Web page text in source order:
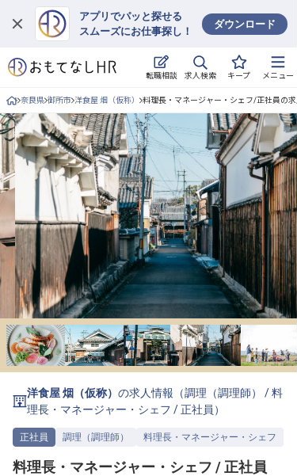
アプリでパッと探せる
スムーズにお仕事探し！
ダウンロード
転職相談 求人検索 キープ メニュー
ログイン
求人・施設を探す
キープした求人
就職・転職 合同説明会
おもてなしHRについて
ご利用の流れ
よくある質問
ホテル・宿泊業界情報コラム
無料 転職サポートに申し込む
奈良県 御所市 洋食屋 烟（仮称） 料理長・マネージャー・シェフ/正社員の求
洋食屋 烟（仮称） の求人情報（調理（調理師） /料
理長・マネージャー・シェフ /正社員 ）
正社員 調理（調理師） 料理長・マネージャー・シェフ
料理長・マネージャー・シェフ / 正社員